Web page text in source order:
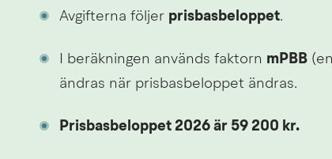
Avgifterna följer prisbasbeloppet.
I beräkningen används faktorn mPBB
ändras när prisbasbeloppet ändras.
Prisbasbeloppet 2026 är 59 200 kr.